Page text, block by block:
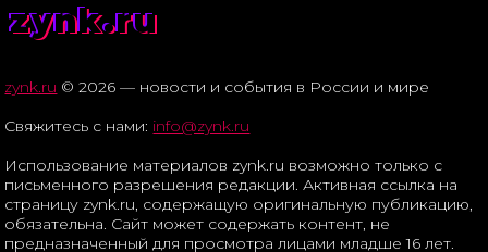
zynk.ru
zynk.ru © 2026 — новости и события в России и мире
Свяжитесь с нами: info@zynk.ru
Использование материалов zynk.ru возможно только с
письменного разрешения редакции. Активная ссылка на
страницу zynk.ru, содержащую оригинальную публикацию,
обязательна. Сайт может содержать контент, не
предназначенный для просмотра лицами младше 16 лет.